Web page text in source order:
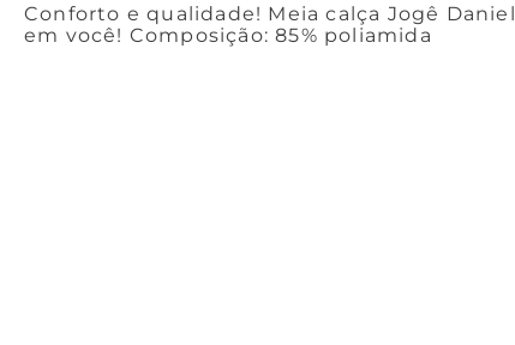
Conforto e qualidade! Meia calça Jogê
em você! Composição: 85% poliamida